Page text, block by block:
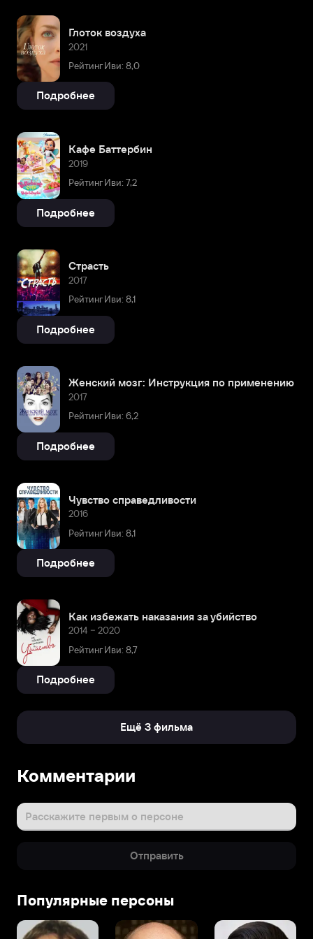
Глоток воздуха
2021
Рейтинг Иви: 8,0
Подробнее
Кафе Баттербин
2019
Рейтинг Иви: 7,2
Подробнее
Страсть
2017
Рейтинг Иви: 8,1
Подробнее
Женский мозг: Инструкция по применению
2017
Рейтинг Иви: 6,2
Подробнее
Чувство справедливости
2016
Рейтинг Иви: 8,1
Подробнее
Как избежать наказания за убийство
2014 – 2020
Рейтинг Иви: 8,7
Подробнее
Ещё 3 фильма
Комментарии
Расскажите первым о персоне
Отправить
Популярные персоны